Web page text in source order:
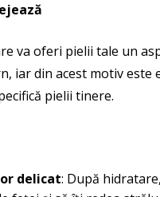
va oferi pielii tale un
iar din acest motiv
pielii tinere.
delicat: După